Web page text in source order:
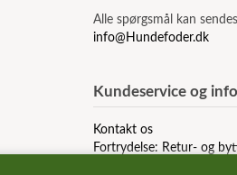
Alle spørgsmål kan
info@Hundefoder.dk
Kundeservice og info
Kontakt os
Fortrydelse: Retur- og